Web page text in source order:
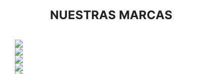
NUESTRAS MARCAS